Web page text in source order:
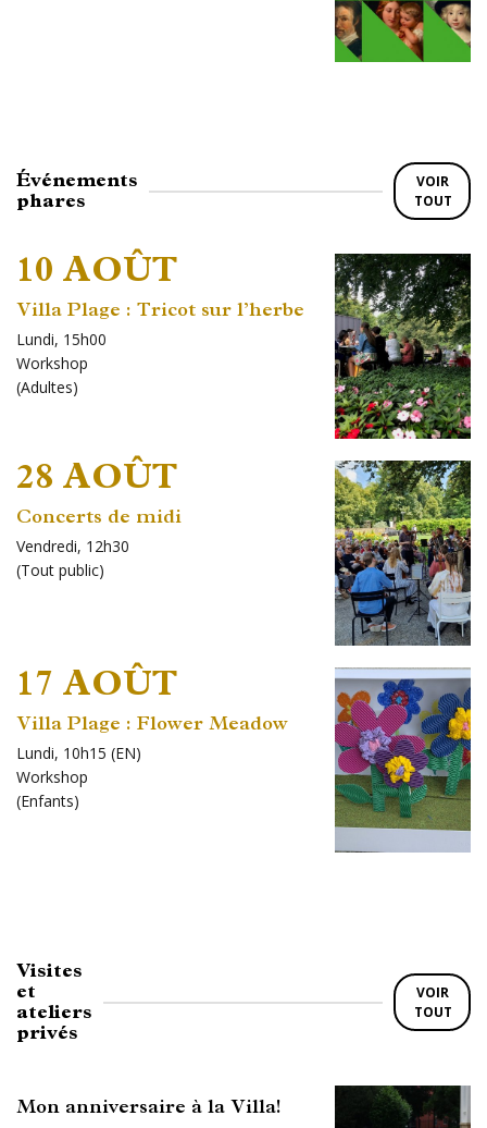
Événements
phares
VOIR
TOUT
10 AOÛT
Villa Plage : Tricot sur l’herbe
Lundi, 15h00
Workshop
(Adultes)
28 AOÛT
Concerts de midi
Vendredi, 12h30
(Tout public)
17 AOÛT
Villa Plage : Flower Meadow
Lundi, 10h15 (EN)
Workshop
(Enfants)
Visites
et
ateliers
privés
VOIR
TOUT
Mon anniversaire à la Villa!